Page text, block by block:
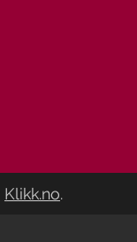
Klikk.no.